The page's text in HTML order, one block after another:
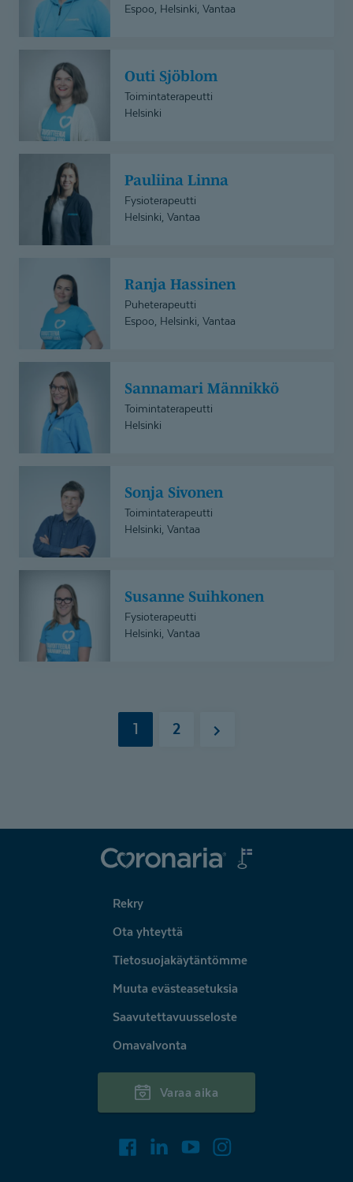
Espoo, Helsinki, Vantaa
Sjöblom
Outi Sjöblom
Toimintaterapeutti
Helsinki
Pauliina Linna
Fysioterapeutti
Helsinki, Vantaa
Hassinen
Ranja Hassinen
Puheterapeutti
Espoo, Helsinki, Vantaa
Sannamari
Männikkö
Sannamari Männikkö
Toimintaterapeutti
Helsinki
Sivonen
Sonja Sivonen
Toimintaterapeutti
Helsinki, Vantaa
Suihkonen
Susanne Suihkonen
Fysioterapeutti
Helsinki, Vantaa
1 2
Seuraava
Coronaria
Rekry
Ota yhteyttä
Tietosuojakäytäntömme
Muuta evästeasetuksia
Saavutettavuusseloste
Omavalvonta
Varaa aika
FacebookLinkedInYoutube